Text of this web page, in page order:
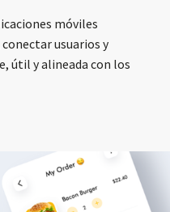
móviles
usuarios y
útil y alineada con los